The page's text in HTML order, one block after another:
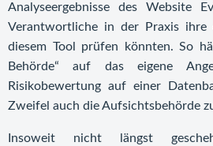
Analyseergebnisse des Website
Verantwortliche in der Praxis ihre
diesem Tool prüfen könnten. So
Behörde“ auf das eigene
Risikobewertung auf einer
Zweifel auch die Aufsichtsbehörde
Insoweit nicht längst